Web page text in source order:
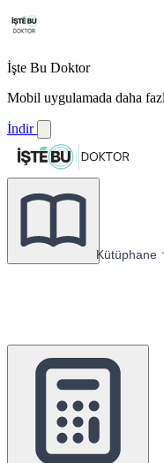
İşte Bu Doktor
Mobil uygulamada daha
İndir
Kütüphane